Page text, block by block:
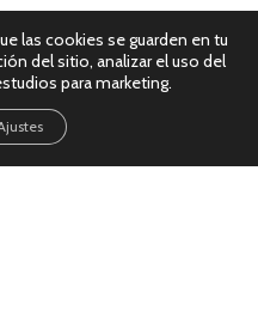
las cookies se guarden en tu
del sitio, analizar el uso del
para marketing.